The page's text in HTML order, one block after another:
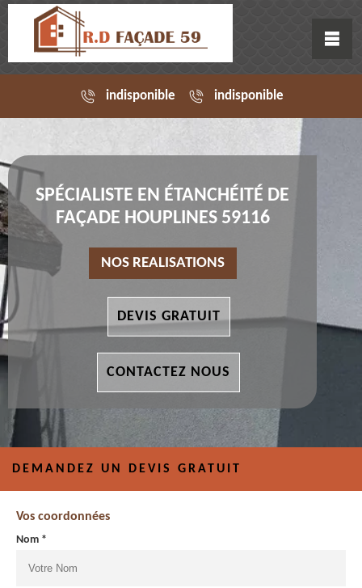
indisponible indisponible
SPÉCIALISTE EN ÉTANCHÉITÉ DE
FAÇADE HOUPLINES 59116
NOS REALISATIONS
DEVIS GRATUIT
CONTACTEZ NOUS
DEMANDEZ UN DEVIS GRATUIT
Vos coordonnées
Nom *